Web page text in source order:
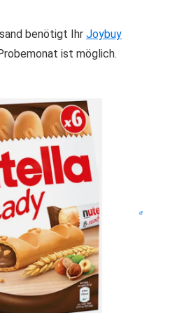
benötigt Ihr Joybuy
ist möglich.